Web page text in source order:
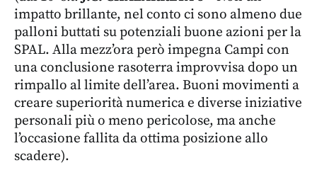
impatto brillante, nel conto ci sono almeno due
palloni buttati su potenziali buone azioni per la
SPAL. Alla mezz’ora però impegna Campi con
una conclusione rasoterra improvvisa dopo un
rimpallo al limite dell’area. Buoni movimenti a
creare superiorità numerica e diverse iniziative
personali più o meno pericolose, ma anche
l’occasione fallita da ottima posizione allo
scadere).